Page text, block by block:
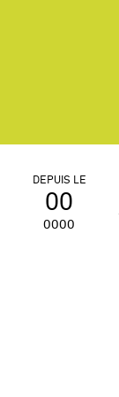
DEPUIS LE
00
0000